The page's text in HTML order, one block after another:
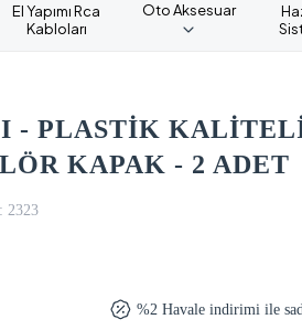
El Yapımı Rca
Kabloları
Oto Aksesuar
- PLASTİK
KAPAK - 2 ADET
2323
%2 Havale indirimi ile